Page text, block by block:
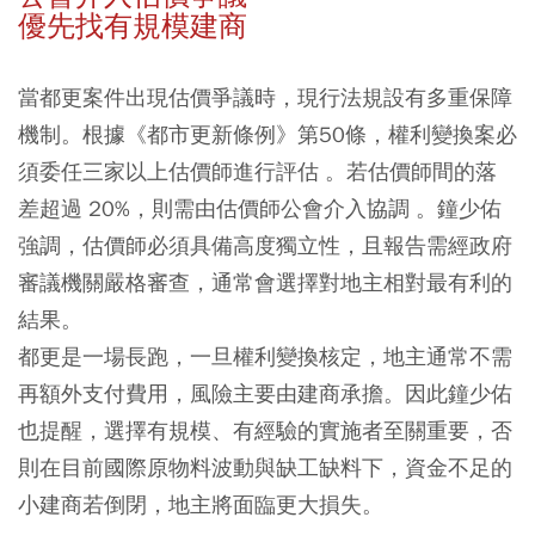
優先找有規模建商
當都更案件出現估價爭議時，現行法規設有多重保障
機制。根據《都市更新條例》第50條，權利變換案必
須委任三家以上估價師進行評估 。若估價師間的落
差超過 20%，則需由估價師公會介入協調 。鐘少佑
強調，估價師必須具備高度獨立性，且報告需經政府
審議機關嚴格審查，通常會選擇對地主相對最有利的
結果。
都更是一場長跑，一旦權利變換核定，地主通常不需
再額外支付費用，風險主要由建商承擔。因此鐘少佑
也提醒，選擇有規模、有經驗的實施者至關重要，否
則在目前國際原物料波動與缺工缺料下，資金不足的
小建商若倒閉，地主將面臨更大損失。